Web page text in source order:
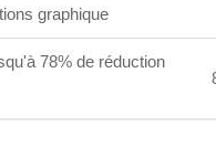
graphique
78% de réduction